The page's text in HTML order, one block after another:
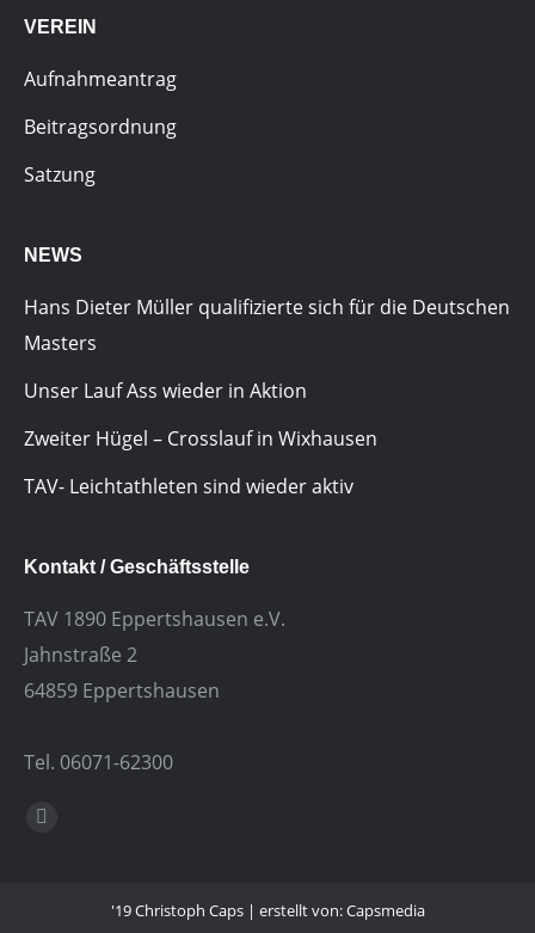
VEREIN
Aufnahmeantrag
Beitragsordnung
Satzung
NEWS
Hans Dieter Müller qualifizierte sich für die Deutschen
Masters
Unser Lauf Ass wieder in Aktion
Zweiter Hügel – Crosslauf in Wixhausen
TAV- Leichtathleten sind wieder aktiv
Kontakt / Geschäftsstelle
TAV 1890 Eppertshausen e.V.
Jahnstraße 2
64859 Eppertshausen
Tel. 06071-62300
Finden Sie uns auf:
E-
'19 Christoph Caps | erstellt von: Capsmedia